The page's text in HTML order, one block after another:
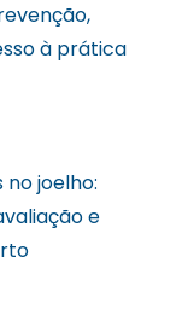
à prática
no joelho:
e